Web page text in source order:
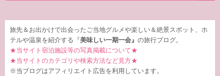
旅先＆お出かけで出会ったご当地グルメや楽しい＆絶景スポット、ホ
テルや温泉を紹介する『 美味しい一期一会』 の旅行ブログ。
★当サイト宿泊施設等の写真掲載について★
★当サイトのカテゴリや検索方法など見方★
※当ブログはアフィリエイト広告を利用しています。